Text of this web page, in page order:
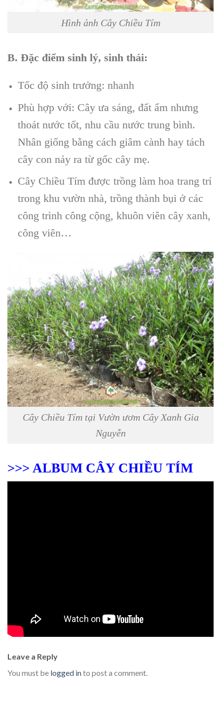
Hình ảnh Cây Chiều Tím
B. Đặc điểm sinh lý, sinh thái:
Tốc độ sinh trưởng: nhanh
Phù hợp với: Cây ưa sáng, đất ẩm nhưng
thoát nước tốt, nhu cầu nước trung bình.
Nhân giống bằng cách giâm cành hay tách
cây con nảy ra từ gốc cây mẹ.
Cây Chiều Tím được trồng làm hoa trang trí
trong khu vườn nhà, trồng thành bụi ở các
công trình công cộng, khuôn viên cây xanh,
công viên…
Cây Chiều Tím tại Vườn ươm Cây Xanh Gia
Nguyễn
>>> ALBUM CÂY CHIỀU TÍM
Leave a Reply
You must be logged into post a comment.